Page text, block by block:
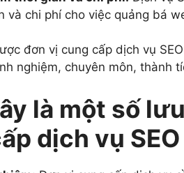
và chi phí cho việc quảng bá
đơn vị cung cấp dịch vụ
nghiệm, chuyên môn, thành
là một số
dịch vụ